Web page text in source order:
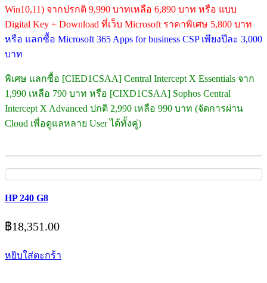
Win10,11) จากปรกติ 9,990 บาทเหลือ 6,890 บาท หรือ แบบ
Digital Key + Download ที่เว็บ Microsoft ราคาพิเศษ 5,800 บาท
หรือ แลกซื้อ Microsoft 365 Apps for business CSP เพียงปีละ 3,000
บาท
พิเศษ แลกซื้อ [CIED1CSAA] Central Intercept X Essentials จาก
1,990 เหลือ 790 บาท หรือ [CIXD1CSAA] Sophos Central
Intercept X Advanced ปกติ 2,990 เหลือ 990 บาท (จัดการผ่าน
Cloud เพื่อดูแลหลาย User ได้ทั้งคู่)
HP 240 G8
฿18,351.00
หยิบใส่ตะกร้า